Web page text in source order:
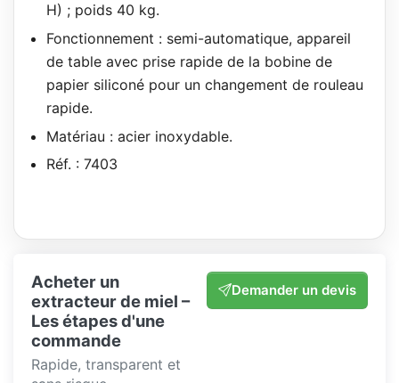
H) ; poids 40 kg.
Fonctionnement : semi-automatique, appareil
de table avec prise rapide de la bobine de
papier siliconé pour un changement de rouleau
rapide.
Matériau : acier inoxydable.
Réf. : 7403
Acheter un
extracteur de miel –
Les étapes d'une
commande
Rapide, transparent et
Demander un devis